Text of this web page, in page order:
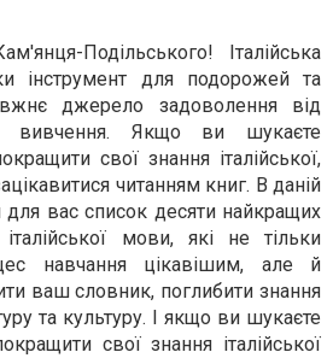
Подільського! Італійська
інструмент для подорожей та
джерело задоволення від
вивчення. Якщо ви шукаєте
свої знання італійської,
читанням книг. В даній
для вас список десяти найкращих
мови, які не тільки
навчання цікавішим, але й
ваш словник, поглибити знання
та культуру. І якщо ви шукаєте
свої знання італійської